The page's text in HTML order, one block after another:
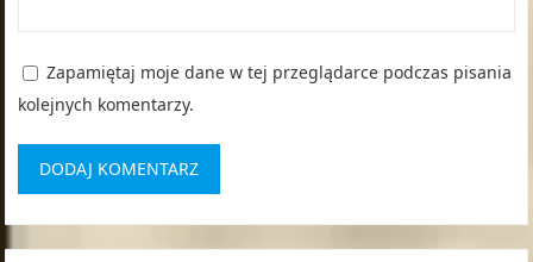
Zapamiętaj moje dane w tej przeglądarce podczas pisania
kolejnych komentarzy.